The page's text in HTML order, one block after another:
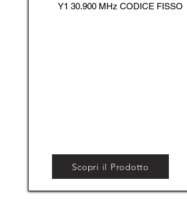
Y1 30.900 MHz CODICE FISSO
Scopri il Prodotto